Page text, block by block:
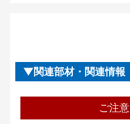
関連部材・関連情報
ご注意